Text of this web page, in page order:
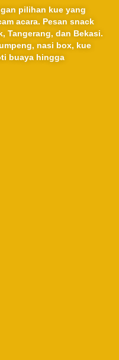
pilihan kue yang
acara. Pesan snack
Tangerang, dan Bekasi.
nasi box, kue
buaya hingga